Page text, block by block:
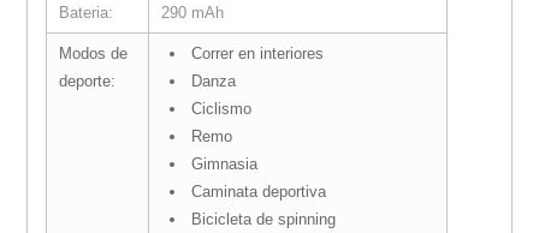
Bateria: 290 mAh
Modos de
deporte:
Correr en interiores
Danza
Ciclismo
Remo
Gimnasia
Caminata deportiva
Bicicleta de spinning